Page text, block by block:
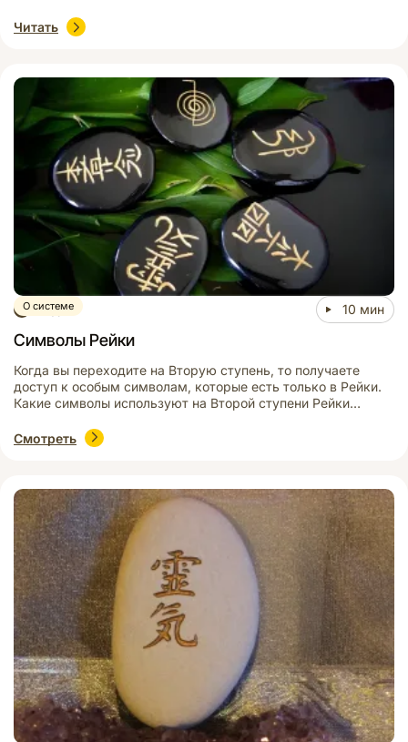
духовной трансформации. Ступени Рейки – это система
определенной защиты человека от него самого, каждая
Читать
О системе
Видео 10 мин
Символы Рейки
Когда вы переходите на Вторую ступень, то получаете
доступ к особым символам, которые есть только в Рейки.
Какие символы используют на Второй ступени Рейки
символов Рейки, но это символы нетрадиционных
направлений. Мы следуем только традиционному
свойств символов отличается. […]
Смотреть